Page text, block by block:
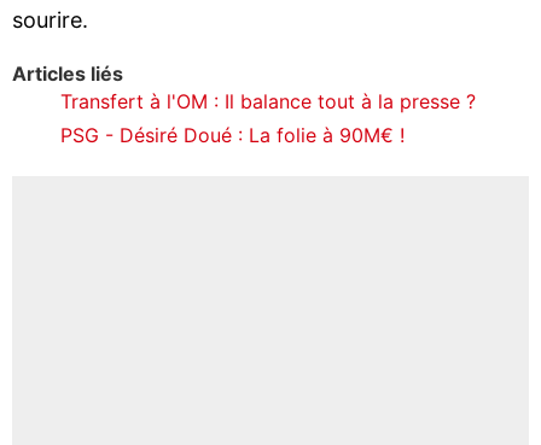
sourire.
Articles liés
Transfert à l'OM : Il balance tout à la presse ?
PSG - Désiré Doué : La folie à 90M€ !